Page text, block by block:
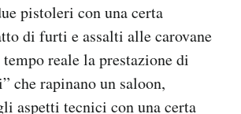
pistoleri con una certa
di furti e assalti alle carovane
reale la prestazione di
che rapinano un saloon,
aspetti tecnici con una certa